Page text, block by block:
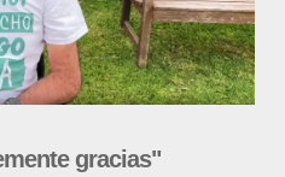
gracias"